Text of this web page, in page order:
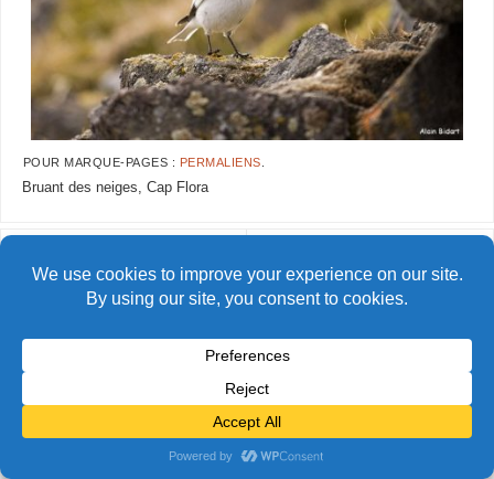
POUR MARQUE-PAGES : PERMALIENS
Bruant des neiges, Cap Flora
© Alain Bidart (2026) - Tous droits réservés
FIÈREMENT PROPULSÉ PARPARABOLA